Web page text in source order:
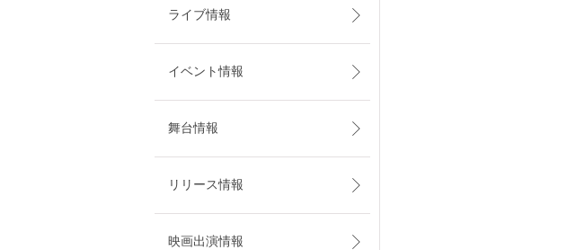
ライブ情報
イベント情報
舞台情報
リリース情報
映画出演情報